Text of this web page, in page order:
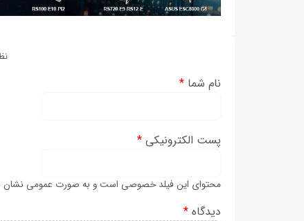
نام شما *
پست الکترونیکی *
محتوای این فیلد خصوصی است و به صورت عمومی نشان
دیدگاه *